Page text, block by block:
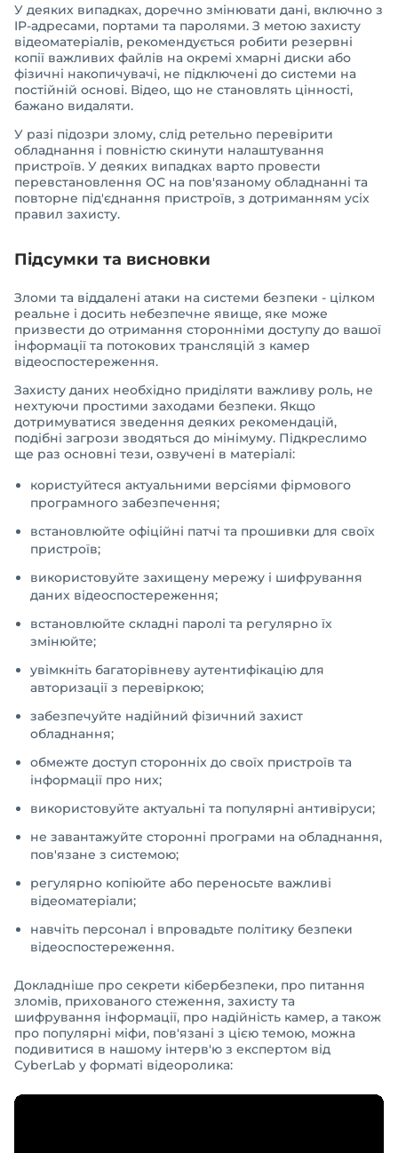
У деяких випадках, доречно змінювати дані, включно з
IP-адресами, портами та паролями. З метою захисту
відеоматеріалів, рекомендується робити резервні
копії важливих файлів на окремі хмарні диски або
фізичні накопичувачі, не підключені до системи на
постійній основі. Відео, що не становлять цінності,
бажано видаляти.
У разі підозри злому, слід ретельно перевірити
обладнання і повністю скинути налаштування
пристроїв. У деяких випадках варто провести
перевстановлення ОС на пов'язаному обладнанні та
повторне під'єднання пристроїв, з дотриманням усіх
правил захисту.
Підсумки та висновки
Зломи та віддалені атаки на системи безпеки - цілком
реальне і досить небезпечне явище, яке може
призвести до отримання сторонніми доступу до вашої
інформації та потокових трансляцій з камер
відеоспостереження.
Захисту даних необхідно приділяти важливу роль, не
нехтуючи простими заходами безпеки. Якщо
дотримуватися зведення деяких рекомендацій,
подібні загрози зводяться до мінімуму. Підкреслимо
ще раз основні тези, озвучені в матеріалі:
користуйтеся актуальними версіями фірмового
програмного забезпечення;
встановлюйте офіційні патчі та прошивки для своїх
пристроїв;
використовуйте захищену мережу і шифрування
даних відеоспостереження;
встановлюйте складні паролі та регулярно їх
змінюйте;
увімкніть багаторівневу аутентифікацію для
авторизації з перевіркою;
забезпечуйте надійний фізичний захист
обладнання;
обмежте доступ сторонніх до своїх пристроїв та
інформації про них;
використовуйте актуальні та популярні антивіруси;
не завантажуйте сторонні програми на обладнання,
пов'язане з системою;
регулярно копіюйте або переносьте важливі
відеоматеріали;
навчіть персонал і впровадьте політику безпеки
відеоспостереження.
Докладніше про секрети кібербезпеки, про питання
зломів, прихованого стеження, захисту та
шифрування інформації, про надійність камер, а також
про популярні міфи, пов'язані з цією темою, можна
подивитися в нашому інтерв'ю з експертом від
CyberLab у форматі відеоролика: